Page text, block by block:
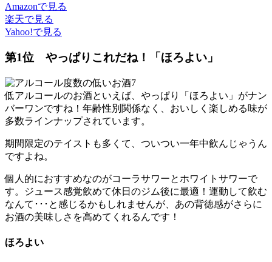
Amazonで見る
楽天で見る
Yahoo!で見る
第1位 やっぱりこれだね！「ほろよい」
低アルコールのお酒といえば、やっぱり「ほろよい」がナン
バーワンですね！年齢性別関係なく、おいしく楽しめる味が
多数ラインナップされています。
期間限定のテイストも多くて、ついつい一年中飲んじゃうん
ですよね。
個人的におすすめなのがコーラサワーとホワイトサワーで
す。ジュース感覚飲めて休日のジム後に最適！運動して飲む
なんて･･･と感じるかもしれませんが、あの背徳感がさらに
お酒の美味しさを高めてくれるんです！
ほろよい